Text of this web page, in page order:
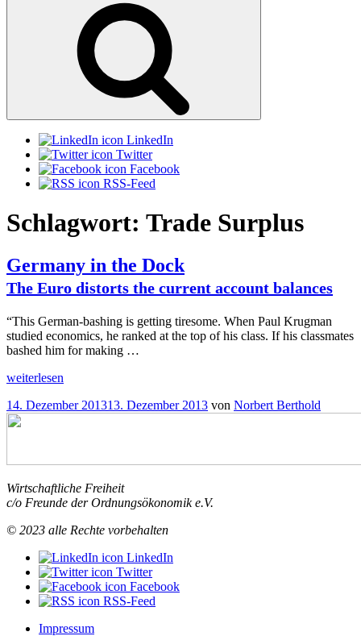
LinkedIn
Twitter
Facebook
RSS-Feed
Schlagwort: Trade Surplus
Germany in the Dock
The Euro distorts the current account balances
“This German-bashing is getting tiresome. When Paul Krugman
studied economics, he ranked at the top of his class. If his classmates
bashed him for making …
„Germany
the
Dock
distorts
current
account
balances
weiterlesen
Veröffentlicht
am
14. Dezember 201313. Dezember 2013 von Norbert Berthold
Wirtschaftliche Freiheit
c/o Freunde der Ordnungsökonomik e.V.
© 2023 alle Rechte vorbehalten
LinkedIn
Twitter
Facebook
RSS-Feed
Impressum